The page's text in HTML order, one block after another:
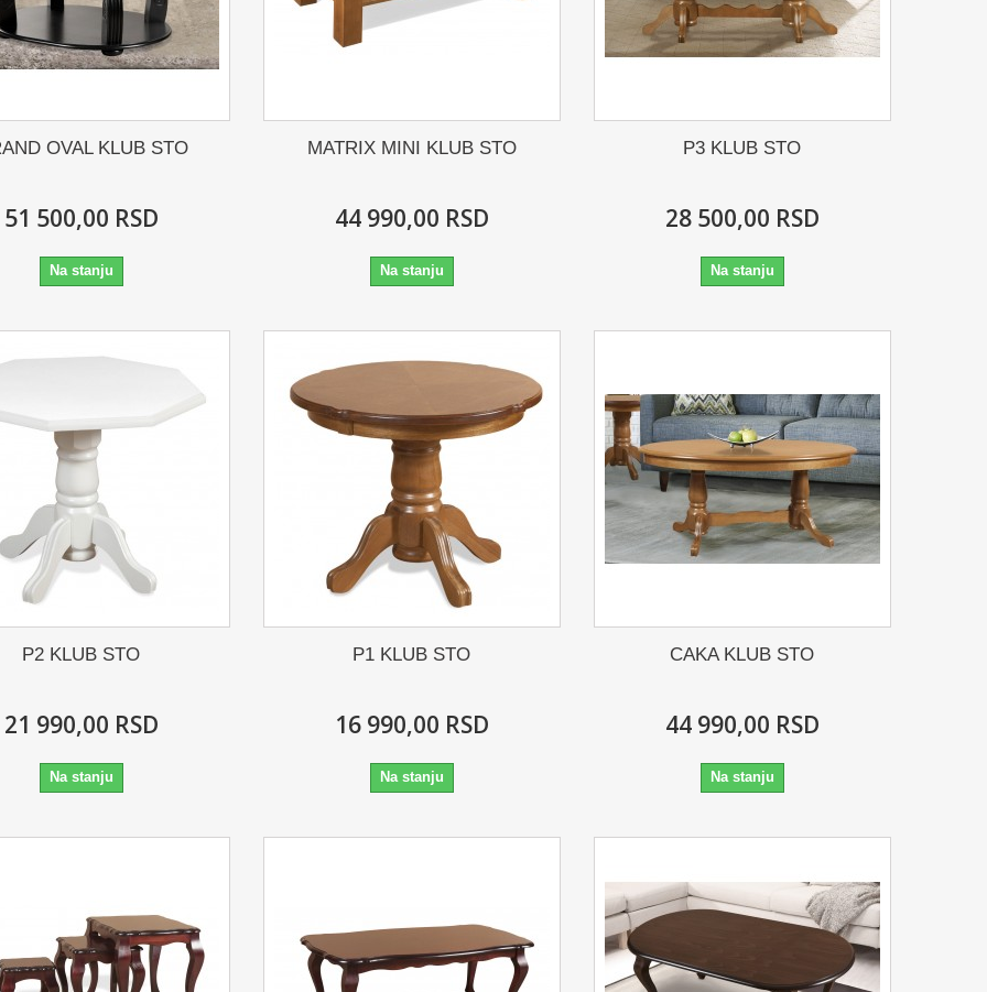
OVAL KLUB STO
51 500,00 RSD
Na stanju
MATRIX MINI KLUB STO
44 990,00 RSD
Na stanju
P3 KLUB STO
28 500,00 RSD
Na stanju
P2 KLUB STO
21 990,00 RSD
Na stanju
P1 KLUB STO
16 990,00 RSD
Na stanju
CAKA KLUB STO
44 990,00 RSD
Na stanju